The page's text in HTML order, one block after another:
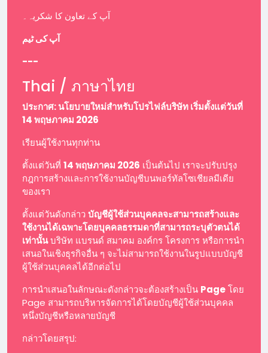
آپ کے تعاون کا شکریہ۔
آپ کی ٹیم
---
Thai / ภาษาไทย
ประกาศ: นโยบายใหม่สำหรับโปรไฟล์บริษัท เริ่มตั้งแต่วันที่
14 พฤษภาคม 2026
เรียนผู้ใช้งานทุกท่าน
ตั้งแต่วันที่ 14 พฤษภาคม 2026 เป็นต้นไป เราจะปรับปรุง
กฎการสร้างและการใช้งานบัญชีบนพอร์ทัลโซเชียลมีเดีย
ของเรา
ตั้งแต่วันดังกล่าวบัญชีผู้ใช้ส่วนบุคคลจะสามารถสร้างและ
ใช้งานได้เฉพาะโดยบุคคลธรรมดาที่สามารถระบุตัวตนได้
เท่านั้นบริษัท แบรนด์ สมาคม องค์กร โครงการ หรือการนำ
เสนอในเชิงธุรกิจอื่น ๆ จะไม่สามารถใช้งานในรูปแบบบัญชี
ผู้ใช้ส่วนบุคคลได้อีกต่อไป
การนำเสนอในลักษณะดังกล่าวจะต้องสร้างเป็น Pageโดย
Page สามารถบริหารจัดการได้โดยบัญชีผู้ใช้ส่วนบุคคล
หนึ่งบัญชีหรือหลายบัญชี
กล่าวโดยสรุป: